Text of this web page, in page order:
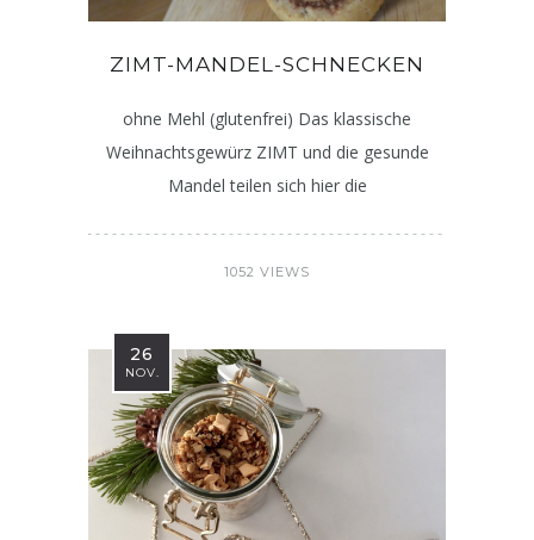
ZIMT-MANDEL-SCHNECKEN
ohne Mehl (glutenfrei) Das klassische
Weihnachtsgewürz ZIMT und die gesunde
Mandel teilen sich hier die
1052 VIEWS
26
NOV.